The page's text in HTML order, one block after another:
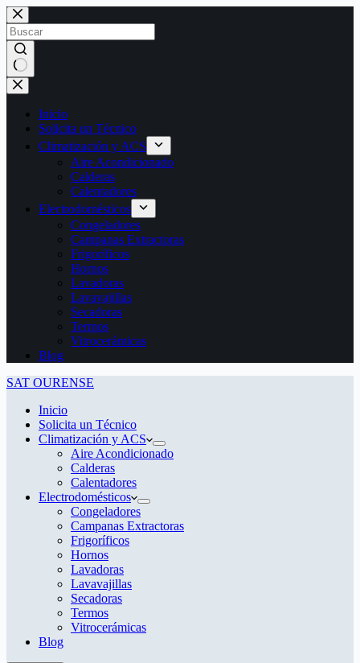
Saltar
al
contenido
Sin
resultados
Inicio
Solicita un Técnico
Climatización y ACS
Aire Acondicionado
Calderas
Calentadores
Electrodomésticos
Congeladores
Campanas Extractoras
Frigoríficos
Hornos
Lavadoras
Lavavajillas
Secadoras
Termos
Vitrocerámicas
Blog
SAT OURENSE
Inicio
Solicita un Técnico
Climatización y ACS
Aire Acondicionado
Calderas
Calentadores
Electrodomésticos
Congeladores
Campanas Extractoras
Frigoríficos
Hornos
Lavadoras
Lavavajillas
Secadoras
Termos
Vitrocerámicas
Blog